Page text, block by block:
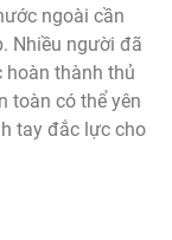
ngoài cần
Nhiều người đã
hoàn thành thủ
toàn có thể yên
tay đắc lực cho